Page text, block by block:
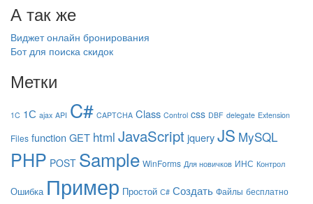
А так же
Виджет онлайн бронирования
Бот для поиска скидок
Метки
1C 1С ajax API C# CAPTCHA Class Control css DBF delegate Extension
Files function GET html JavaScriptjqueryJS MySQL
PHP POST Sample WinForms Для новичков ИНС Контрол
Ошибка Пример Простой С# Создать Файлы бесплатно